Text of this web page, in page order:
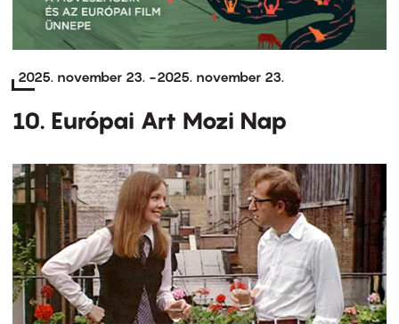
2025. november 23. -2025. november 23.
10. Európai Art Mozi Nap